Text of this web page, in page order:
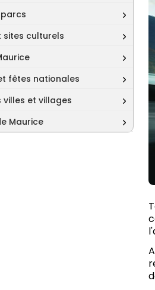
sites culturels
fêtes nationales
villes et villages
Maurice